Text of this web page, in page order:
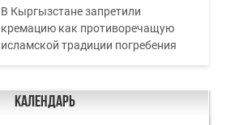
В Кыргызстане запретили
кремацию как противоречащую
исламской традиции погребения
Календарь